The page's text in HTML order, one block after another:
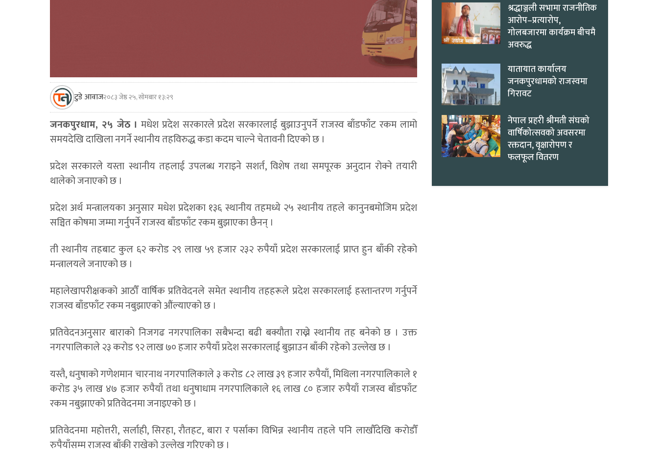
टुडे आवाज२०८३ जेष्ठ २५, सोमबार १३:२९
जनकपुरधाम, २५ जेठ । मधेश प्रदेश सरकारले प्रदेश सरकारलाई बुझाउनुपर्ने राजस्व बाँडफाँट रकम लामो
समयदेखि दाखिला नगर्ने स्थानीय तहविरुद्ध कडा कदम चाल्ने चेतावनी दिएको छ ।
प्रदेश सरकारले यस्ता स्थानीय तहलाई उपलब्ध गराइने सशर्त, विशेष तथा समपूरक अनुदान रोक्ने तयारी
थालेको जनाएको छ ।
प्रदेश अर्थ मन्त्रालयका अनुसार मधेश प्रदेशका १३६ स्थानीय तहमध्ये २५ स्थानीय तहले कानुनबमोजिम प्रदेश
सञ्चित कोषमा जम्मा गर्नुपर्ने राजस्व बाँडफाँट रकम बुझाएका छैनन् ।
ती स्थानीय तहबाट कुल ६२ करोड २९ लाख ५९ हजार २३२ रुपैयाँ प्रदेश सरकारलाई प्राप्त हुन बाँकी रहेको
मन्त्रालयले जनाएको छ ।
महालेखापरीक्षकको आठौँ वार्षिक प्रतिवेदनले समेत स्थानीय तहहरूले प्रदेश सरकारलाई हस्तान्तरण गर्नुपर्ने
राजस्व बाँडफाँट रकम नबुझाएको औंल्याएको छ ।
प्रतिवेदनअनुसार बाराको निजगढ नगरपालिका सबैभन्दा बढी बक्यौता राख्ने स्थानीय तह बनेको छ । उक्त
नगरपालिकाले २३ करोड ९२ लाख ७० हजार रुपैयाँ प्रदेश सरकारलाई बुझाउन बाँकी रहेको उल्लेख छ ।
यस्तै, धनुषाको गणेशमान चारनाथ नगरपालिकाले ३ करोड ८२ लाख ३९ हजार रुपैयाँ, मिथिला नगरपालिकाले १
करोड ३५ लाख ४७ हजार रुपैयाँ तथा धनुषाधाम नगरपालिकाले १६ लाख ८० हजार रुपैयाँ राजस्व बाँडफाँट
रकम नबुझाएको प्रतिवेदनमा जनाइएको छ ।
प्रतिवेदनमा महोत्तरी, सर्लाही, सिरहा, रौतहट, बारा र पर्साका विभिन्न स्थानीय तहले पनि लाखौँदेखि करोडौँ
रुपैयाँसम्म राजस्व बाँकी राखेको उल्लेख गरिएको छ ।
श्रद्धाञ्जली सभामा राजनीतिक
आरोप–प्रत्यारोप,
गोलबजारमा कार्यक्रम बीचमै
अवरुद्ध
यातायात कार्यालय
जनकपुरधामको राजस्वमा
गिरावट
नेपाल प्रहरी श्रीमती संघको
वार्षिकोत्सवको अवसरमा
रक्तदान, वृक्षारोपण र
फलफूल वितरण